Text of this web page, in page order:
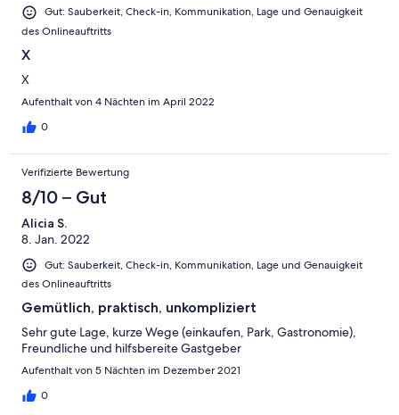
Gut: Sauberkeit, Check-in, Kommunikation, Lage und Genauigkeit
des Onlineauftritts
X
X
Aufenthalt von 4 Nächten im April 2022
0
Verifizierte Bewertung
8/10 – Gut
Alicia S.
8. Jan. 2022
Gut: Sauberkeit, Check-in, Kommunikation, Lage und Genauigkeit
des Onlineauftritts
Gemütlich, praktisch, unkompliziert
Sehr gute Lage, kurze Wege (einkaufen, Park, Gastronomie),
Freundliche und hilfsbereite Gastgeber
Aufenthalt von 5 Nächten im Dezember 2021
0